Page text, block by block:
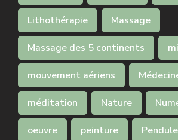
Lithothérapie Massage
Massage des 5 continents
mouvement aériens
méditation Nature
oeuvre peinture Pendule